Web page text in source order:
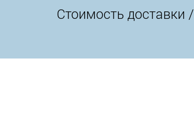
Стоимость доставки /